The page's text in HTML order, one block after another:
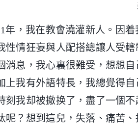
年，我在教會澆灌新人。因
性情狂妄與人配搭總讓人受
消息，我心裏很難受，想想
上我有外語特長，我總覺得
刻我却被撤换了，盡了一個
呢？想到這兒，失落、痛苦